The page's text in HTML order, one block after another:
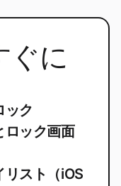
ぐに
ック
ロック画面
リスト（iOS